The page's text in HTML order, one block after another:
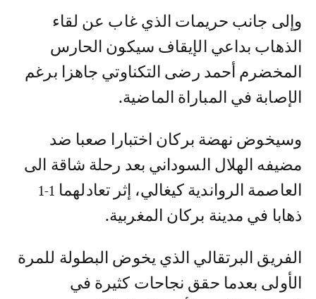
وإلى جانب حريمات الذي غاب عن لقاء
الذهاب بداعي الإيقاف سيكون الحارس
المخضرم أحمد رضى التكناوتي جاهزا برغم
الإصابة في المباراة الماضية.
وسيخوض نهضة بركان اختبارا صعبا ضد
مضيفه الهلال السوداني بعد رحلة شاقة الى
العاصمة الرواندية كيغالي، إثر تعادلهما 1-1
ذهابا في مدينة بركان المغربية.
الفريق البرتقالي الذي يخوض البطولة للمرة
الأولى بعدما حقق نجاحات كثيرة في